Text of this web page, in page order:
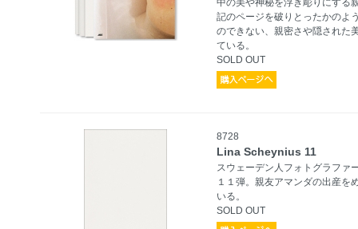
記のページを破りとったかのよ
のできない、親密さや隠された
ている。
SOLD OUT
8728
Lina Scheynius 11
スウェーデン人フォトグラファ
１１弾。親友アマンダの出産を
いる。
SOLD OUT